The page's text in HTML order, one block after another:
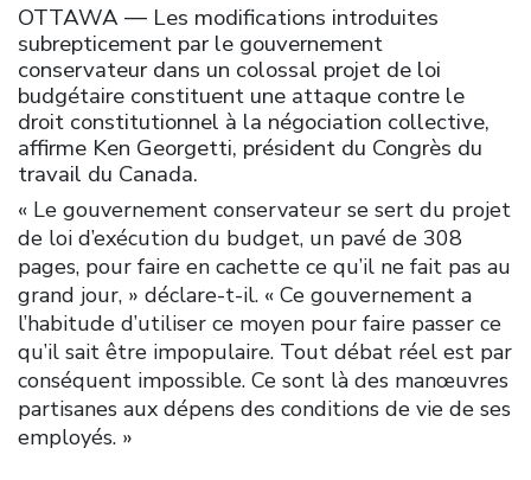
OTTAWA ― Les modifications introduites
subrepticement par le gouvernement
conservateur dans un colossal projet de loi
budgétaire constituent une attaque contre le
droit constitutionnel à la négociation collective,
affirme Ken Georgetti, président du Congrès du
travail du Canada.
« Le gouvernement conservateur se sert du projet
de loi d’exécution du budget, un pavé de 308
pages, pour faire en cachette ce qu’il ne fait pas au
grand jour, » déclare-t-il. « Ce gouvernement a
l’habitude d’utiliser ce moyen pour faire passer ce
qu’il sait être impopulaire. Tout débat réel est par
conséquent impossible. Ce sont là des manœuvres
partisanes aux dépens des conditions de vie de ses
employés. »